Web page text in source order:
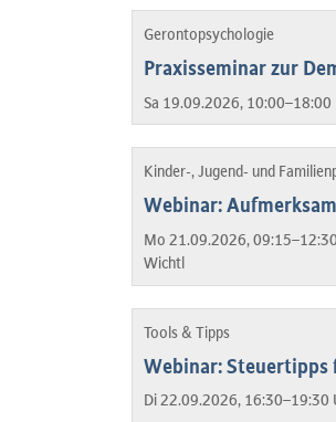
Gerontopsychologie
Praxisseminar zur
Sa 19.09.2026,
Kinder-, Jugend- und
Webinar:
Mo 21.09.2026,
Wichtl
Tools & Tipps
Webinar: Steuertipps
Di 22.09.2026, 16:30–19:30